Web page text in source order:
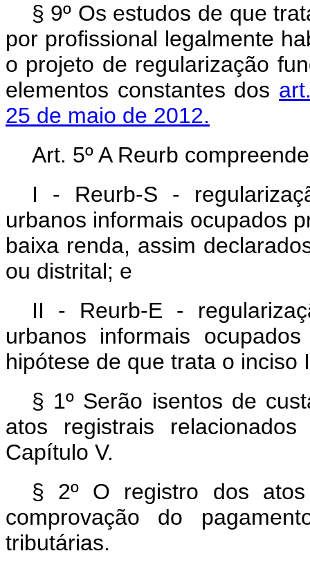
§ 9º Os estudos de que
por profissional legalmente
o projeto de regularização
elementos constantes dos
25 de maio de 2012.
Art. 5º A Reurb
I - Reurb-S -
urbanos informais ocupados
baixa renda, assim
ou distrital; e
II - Reurb-E -
urbanos informais
hipótese de que trata o inciso
§ 1º Serão isentos de
atos registrais
Capítulo V.
§ 2º O registro dos
comprovação do
tributárias.